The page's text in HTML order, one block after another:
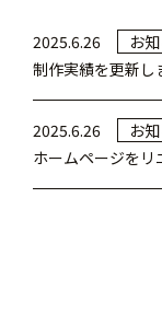
2025.6.26
お
制作実績を更新し
2025.6.26
お
ホームページをリ